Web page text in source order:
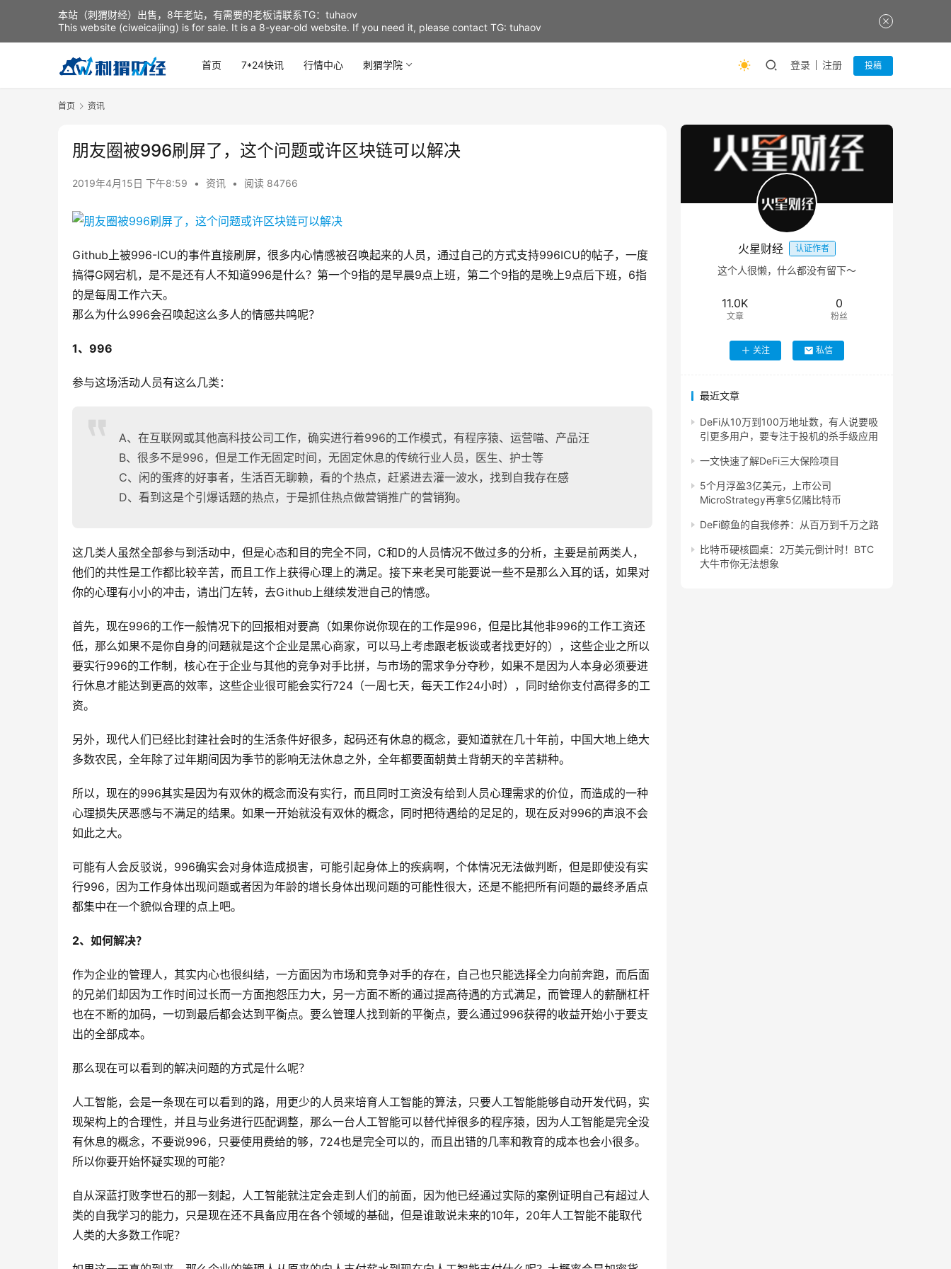
首页 7*24快讯 行情中心 刺猬学院 登录 注册 投稿
首页 资讯
朋友圈被996刷屏了，这个问题或许区块链可以解决
2019年4月15日 下午8:59 • 资讯 • 阅读 84766
Github上被996-ICU的事件直接刷屏，很多内心情感被召唤起来的人员，通过自己的方式支持996ICU的帖子，一度
搞得G网宕机，是不是还有人不知道996是什么？第一个9指的是早晨9点上班，第二个9指的是晚上9点后下班，6指
的是每周工作六天。
那么为什么996会召唤起这么多人的情感共鸣呢？
1、996
参与这场活动人员有这么几类：
A、在互联网或其他高科技公司工作，确实进行着996的工作模式，有程序猿、运营喵、产品汪
B、很多不是996，但是工作无固定时间，无固定休息的传统行业人员，医生、护士等
C、闲的蛋疼的好事者，生活百无聊赖，看的个热点，赶紧进去灌一波水，找到自我存在感
D、看到这是个引爆话题的热点，于是抓住热点做营销推广的营销狗。
这几类人虽然全部参与到活动中，但是心态和目的完全不同，C和D的人员情况不做过多的分析，主要是前两类人，
他们的共性是工作都比较辛苦，而且工作上获得心理上的满足。接下来老吴可能要说一些不是那么入耳的话，如果对
你的心理有小小的冲击，请出门左转，去Github上继续发泄自己的情感。
首先，现在996的工作一般情况下的回报相对要高（如果你说你现在的工作是996，但是比其他非996的工作工资还
低，那么如果不是你自身的问题就是这个企业是黑心商家，可以马上考虑跟老板谈或者找更好的），这些企业之所以
要实行996的工作制，核心在于企业与其他的竞争对手比拼，与市场的需求争分夺秒，如果不是因为人本身必须要进
行休息才能达到更高的效率，这些企业很可能会实行724（一周七天，每天工作24小时），同时给你支付高得多的工
资。
另外，现代人们已经比封建社会时的生活条件好很多，起码还有休息的概念，要知道就在几十年前，中国大地上绝大
多数农民，全年除了过年期间因为季节的影响无法休息之外，全年都要面朝黄土背朝天的辛苦耕种。
所以，现在的996其实是因为有双休的概念而没有实行，而且同时工资没有给到人员心理需求的价位，而造成的一种
心理损失厌恶感与不满足的结果。如果一开始就没有双休的概念，同时把待遇给的足足的，现在反对996的声浪不会
如此之大。
可能有人会反驳说，996确实会对身体造成损害，可能引起身体上的疾病啊，个体情况无法做判断，但是即使没有实
行996，因为工作身体出现问题或者因为年龄的增长身体出现问题的可能性很大，还是不能把所有问题的最终矛盾点
都集中在一个貌似合理的点上吧。
2、如何解决？
作为企业的管理人，其实内心也很纠结，一方面因为市场和竞争对手的存在，自己也只能选择全力向前奔跑，而后面
的兄弟们却因为工作时间过长而一方面抱怨压力大，另一方面不断的通过提高待遇的方式满足，而管理人的薪酬杠杆
也在不断的加码，一切到最后都会达到平衡点。要么管理人找到新的平衡点，要么通过996获得的收益开始小于要支
出的全部成本。
那么现在可以看到的解决问题的方式是什么呢？
人工智能，会是一条现在可以看到的路，用更少的人员来培育人工智能的算法，只要人工智能能够自动开发代码，实
现架构上的合理性，并且与业务进行匹配调整，那么一台人工智能可以替代掉很多的程序猿，因为人工智能是完全没
有休息的概念，不要说996，只要使用费给的够，724也是完全可以的，而且出错的几率和教育的成本也会小很多。
所以你要开始怀疑实现的可能？
自从深蓝打败李世石的那一刻起，人工智能就注定会走到人们的前面，因为他已经通过实际的案例证明自己有超过人
类的自我学习的能力，只是现在还不具备应用在各个领域的基础，但是谁敢说未来的10年，20年人工智能不能取代
人类的大多数工作呢？
火星财经 认证作者
这个人很懒，什么都没有留下～
11.0K
文章
0
粉丝
关注 私信
最近文章
DeFi从10万到100万地址数，有人说要吸
引更多用户，要专注于投机的杀手级应用
一文快速了解DeFi三大保险项目
5个月浮盈3亿美元，上市公司
MicroStrategy再拿5亿赌比特币
DeFi鲸鱼的自我修养：从百万到千万之路
比特币硬核圆桌：2万美元倒计时！BTC
大牛市你无法想象
本站（刺猬财经）出售，8年老站，有需要的老板请联系TG：tuhaov
This website (ciweicaijing) is for sale. It is a 8-year-old website. If you need it, please contact TG: tuhaov